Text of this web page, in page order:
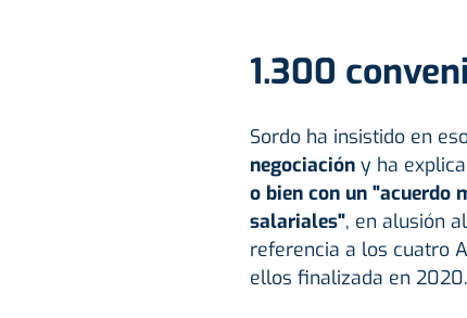
1.300
Sordo ha insistido en
negociacióny ha
o bien con un "acuerdo
salariales", en alusión
referencia a los cuatro
ellos finalizada en 2020.